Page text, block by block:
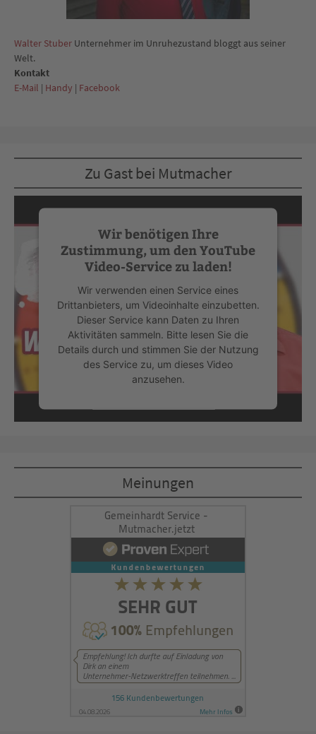
Walter Stuber Unternehmer im Unruhezustand bloggt aus seiner
Welt.
Kontakt
E-Mail | Handy | Facebook
Zu Gast bei Mutmacher
Wir benötigen Ihre
Zustimmung, um den YouTube
Video-Service zu laden!
Wir verwenden einen Service eines
Drittanbieters, um Videoinhalte einzubetten.
Dieser Service kann Daten zu Ihren
Aktivitäten sammeln. Bitte lesen Sie die
Details durch und stimmen Sie der Nutzung
des Service zu, um dieses Video
anzusehen.
Mehr Informationen
powered byUsercentrics Consent
Management Platform&eRecht24
Meinungen